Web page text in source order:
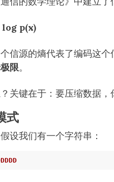
log p(x)
信源的熵代表了编码这
限。
关键在于：要压缩数据，
式
设我们有一个字符串：